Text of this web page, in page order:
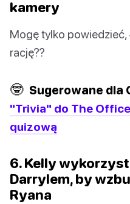
kamery
Mogę tylko powiedzieć,
rację??
🤓 Sugerowane dla
"Trivia" do The
quizową
6. Kelly
Darrylem, by
Ryana